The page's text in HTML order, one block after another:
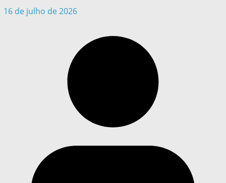
16 de julho de 2026